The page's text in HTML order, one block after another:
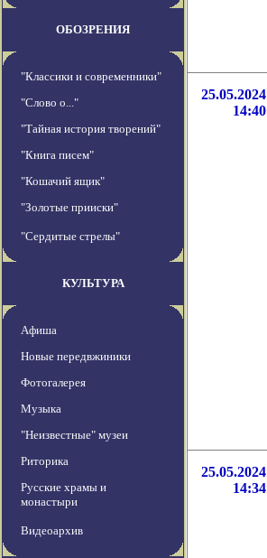
ОБОЗРЕНИЯ
"Классики и современники"
"Слово о..."
"Тайная история творений"
"Книга писем"
"Кошачий ящик"
"Золотые прииски"
"Сердитые стрелы"
КУЛЬТУРА
Афиша
Новые передвжиники
Фотогалерея
Музыка
"Неизвестные" музеи
Риторика
Русские храмы и
монастыри
Видеоархив
25.05.2024
14:40
25.05.2024
14:34